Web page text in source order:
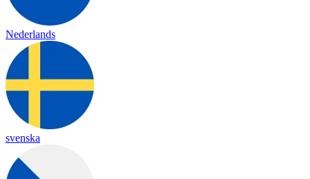
Nederlands
svenska